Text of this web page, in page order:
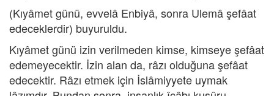
(Kıyâmet günü, evvelâ Enbiyâ, sonra Ulemâ şefâat
edeceklerdir) buyuruldu.
Kıyâmet günü izin verilmeden kimse, kimseye şefâat
edemeyecektir. İzin alan da, râzı olduğuna şefâat
edecektir. Râzı etmek için İslâmiyyete uymak